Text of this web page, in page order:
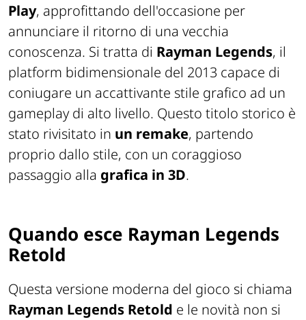
Play, approfittando dell'occasione per
annunciare il ritorno di una vecchia
conoscenza. Si tratta di Rayman Legends, il
platform bidimensionale del 2013 capace di
coniugare un accattivante stile grafico ad un
gameplay di alto livello. Questo titolo storico è
stato rivisitato in un remake, partendo
proprio dallo stile, con un coraggioso
passaggio alla grafica in 3D.
Quando esce Rayman Legends
Retold
Questa versione moderna del gioco si chiama
Rayman Legends Retold e le novità non si